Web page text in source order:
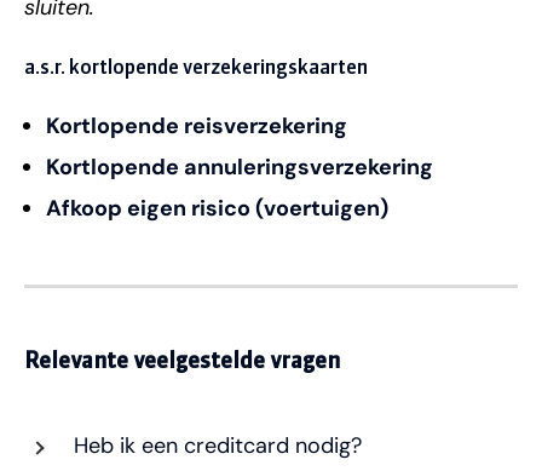
sluiten.
a.s.r. kortlopende verzekeringskaarten
Kortlopende reisverzekering
Kortlopende annuleringsverzekering
Afkoop eigen risico (voertuigen)
Relevante veelgestelde vragen
Heb ik een creditcard nodig?